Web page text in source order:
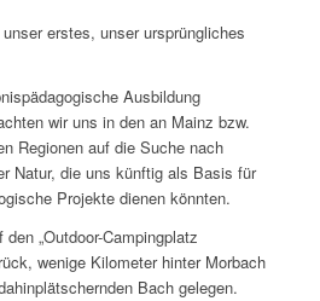
erstes, unser ursprüngliches
Ausbildung
wir uns in den an Mainz bzw.
Regionen auf die Suche nach
Natur, die uns künftig als Basis für
Projekte dienen könnten.
„Outdoor-Campingplatz
wenige Kilometer hinter Morbach
Bach gelegen.